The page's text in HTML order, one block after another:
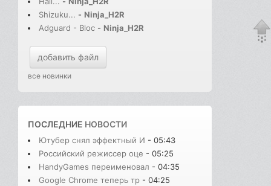
Shizuku... - Ninja_H2R
Adguard - Bloc - Ninja_H2R
добавить файл
все новинки
ПОСЛЕДНИЕ НОВОСТИ
Ютубер снял эффектный И - 05:43
Российский режиссер оце - 05:25
HandyGames переименовал - 04:35
Google Chrome теперь тр - 04:25